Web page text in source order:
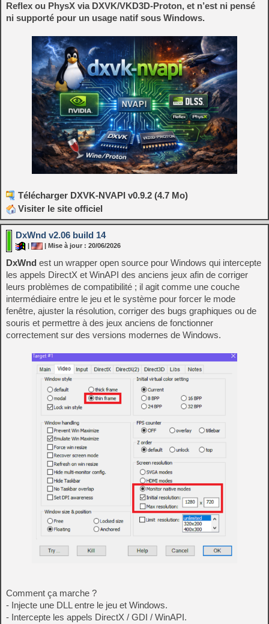
Reflex ou PhysX via DXVK/VKD3D‑Proton, et n’est ni pensé
ni supporté pour un usage natif sous Windows.
Télécharger DXVK-NVAPI v0.9.2 (4.7 Mo)
Visiter le site officiel
DxWnd v2.06 build 14
| | Mise à jour : 20/06/2026
DxWnd est un wrapper open source pour Windows qui intercepte
les appels DirectX et WinAPI des anciens jeux afin de corriger
leurs problèmes de compatibilité ; il agit comme une couche
intermédiaire entre le jeu et le système pour forcer le mode
fenêtre, ajuster la résolution, corriger des bugs graphiques ou de
souris et permettre à des jeux anciens de fonctionner
correctement sur des versions modernes de Windows.
Comment ça marche ?
- Injecte une DLL entre le jeu et Windows.
- Intercepte les appels DirectX / GDI / WinAPI.